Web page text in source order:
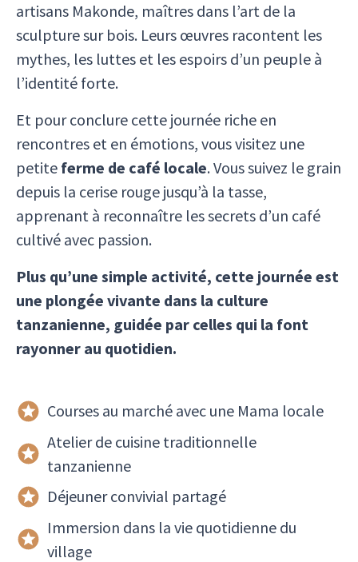
artisans Makonde, maîtres dans l’art de la
sculpture sur bois. Leurs œuvres racontent les
mythes, les luttes et les espoirs d’un peuple à
l’identité forte.
Et pour conclure cette journée riche en
rencontres et en émotions, vous visitez une
petite ferme de café locale. Vous suivez le grain
depuis la cerise rouge jusqu’à la tasse,
apprenant à reconnaître les secrets d’un café
cultivé avec passion.
Plus qu’une simple activité, cette journée est
une plongée vivante dans la culture
tanzanienne, guidée par celles qui la font
rayonner au quotidien.
Courses au marché avec une Mama locale
Atelier de cuisine traditionnelle
tanzanienne
Déjeuner convivial partagé
Immersion dans la vie quotidienne du
village